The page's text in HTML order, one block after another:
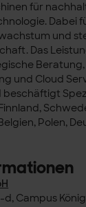
für
Dabei
und
Das
Beratung,
und Cloud
Polen,
Campus